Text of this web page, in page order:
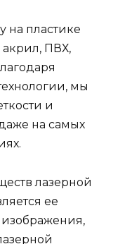
на пластике
ПВХ,
мы
и
на самых
лазерной
ее